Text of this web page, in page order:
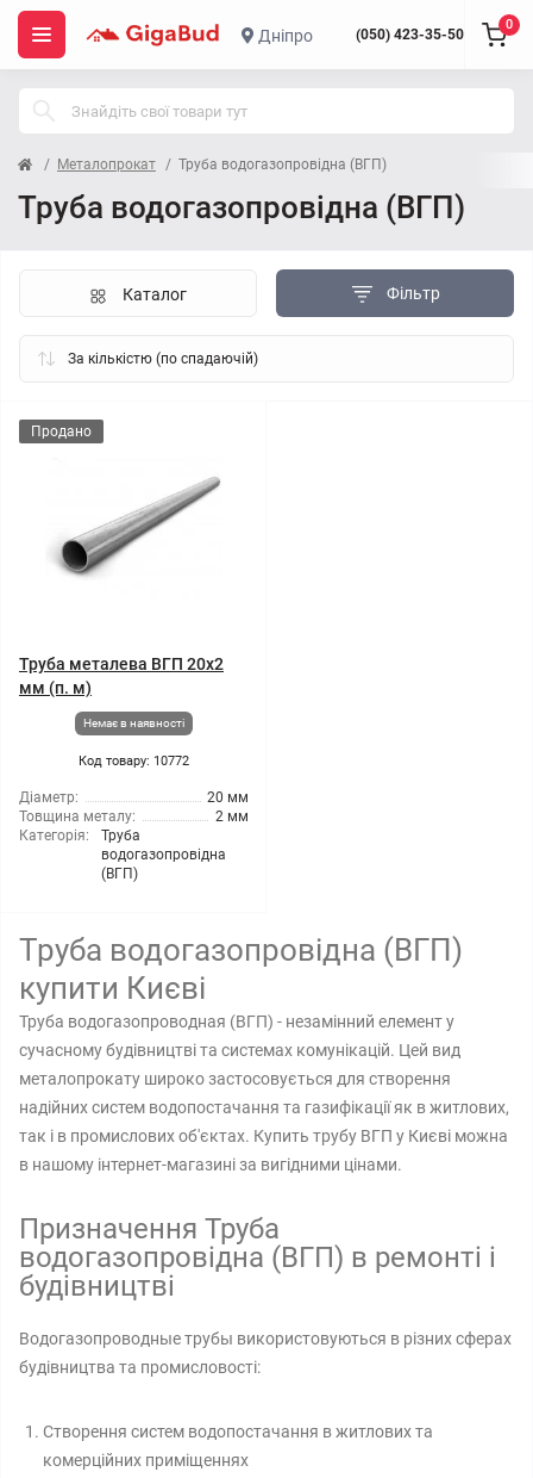
Дніпро (050) 423-35-50
0
Металопрокат Труба водогазопровідна (ВГП)
Труба водогазопровідна (ВГП)
Фільтр
Каталог
Продано
Труба металева ВГП 20x2
мм (п. м)
Немає в наявності
Код товару: 10772
Діаметр:
20 мм
Товщина металу:
2 мм
Категорія:
Труба
водогазопровідна
(ВГП)
Труба водогазопровідна (ВГП)
купити Києві
Труба водогазопроводная (ВГП) - незамінний елемент у
сучасному будівництві та системах комунікацій. Цей вид
металопрокату широко застосовується для створення
надійних систем водопостачання та газифікації як в житлових,
так і в промислових об'єктах. Купить трубу ВГП у Києві можна
в нашому інтернет-магазині за вигідними цінами.
Призначення Труба
водогазопровідна (ВГП) в ремонті і
будівництві
Водогазопроводные трубы використовуються в різних сферах
будівництва та промисловості:
Створення систем водопостачання в житлових та
комерційних приміщеннях